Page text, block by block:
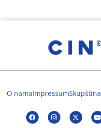
O namaImpressumSkupština